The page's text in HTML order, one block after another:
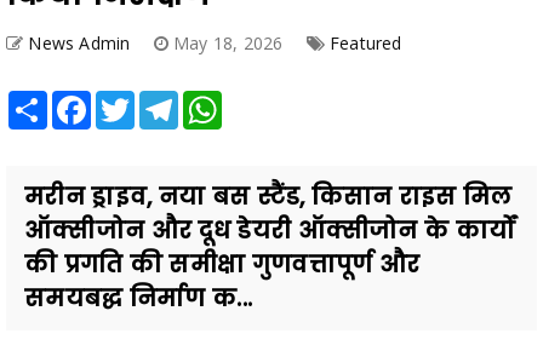
News Admin May 18, 2026 Featured
Share Facebook
TwitterTelegram
मरीन ड्राइव, नया बस स्टैंड, किसान राइस मिल
ऑक्सीजोन और दूध डेयरी ऑक्सीजोन के कार्यों
की प्रगति की समीक्षा गुणवत्तापूर्ण और
समयबद्ध निर्माण क...